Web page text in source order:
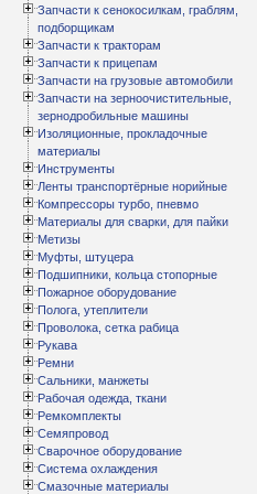
Запчасти к сенокосилкам, граблям,
подборщикам
Запчасти к тракторам
Запчасти к прицепам
Запчасти на грузовые автомобили
Запчасти на зерноочистительные,
зернодробильные машины
Изоляционные, прокладочные
материалы
Инструменты
Ленты транспортёрные норийные
Компрессоры турбо, пневмо
Материалы для сварки, для пайки
Метизы
Муфты, штуцера
Подшипники, кольца стопорные
Пожарное оборудование
Полога, утеплители
Проволока, сетка рабица
Рукава
Ремни
Сальники, манжеты
Рабочая одежда, ткани
Ремкомплекты
Семяпровод
Сварочное оборудование
Система охлаждения
Смазочные материалы